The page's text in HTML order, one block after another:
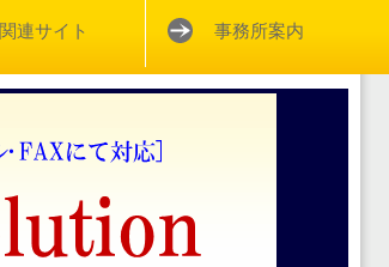
関連サイト 事務所案内